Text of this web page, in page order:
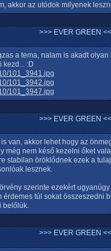
akkor az utódok milyenek
>>> EVER GREEN
a tema, nalam is akadt
kezd... :D
101_3941.jpg
101_3942.jpg
101_3947.jpg
>>> EVER GREEN
van, akkor lehet hogy az
még nem késő kezelni őket
stabilan öröklődnek ezek a
lesznek.
szerinte ezekért
érdemes túl sokat összeszedni
belőlük.
>>> EVER GREEN